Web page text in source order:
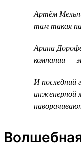
Артём
там такая
Арина
компании —
И последний
инженерной